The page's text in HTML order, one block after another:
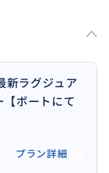
属ドライバー
ウ港に日本語
ートツアーで
新ラグジュア
【ボートにて
プラン詳細